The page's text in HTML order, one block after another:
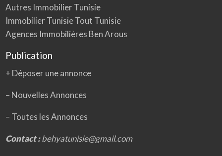
Autres Immobilier Tunisie
Immobilier Tunisie Tout Tunisie
Agences Immobilières Ben Arous
Publication
+ Déposer une annonce
– Nouvelles Annonces
– Toutes les Annonces
Contact : behyatunisie@gmail.com